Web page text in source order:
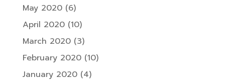
May 2020(6)
April 2020(10)
March 2020(3)
February 2020(10)
January 2020(4)